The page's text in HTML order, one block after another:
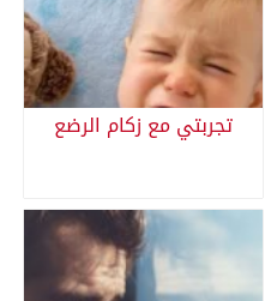
تجربتي مع زكام الرضع